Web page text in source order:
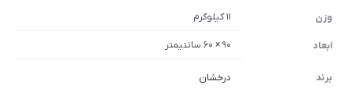
وزن 11 کیلوگرم
ابعاد 90 × 60 سانتیمتر
برند درخشان